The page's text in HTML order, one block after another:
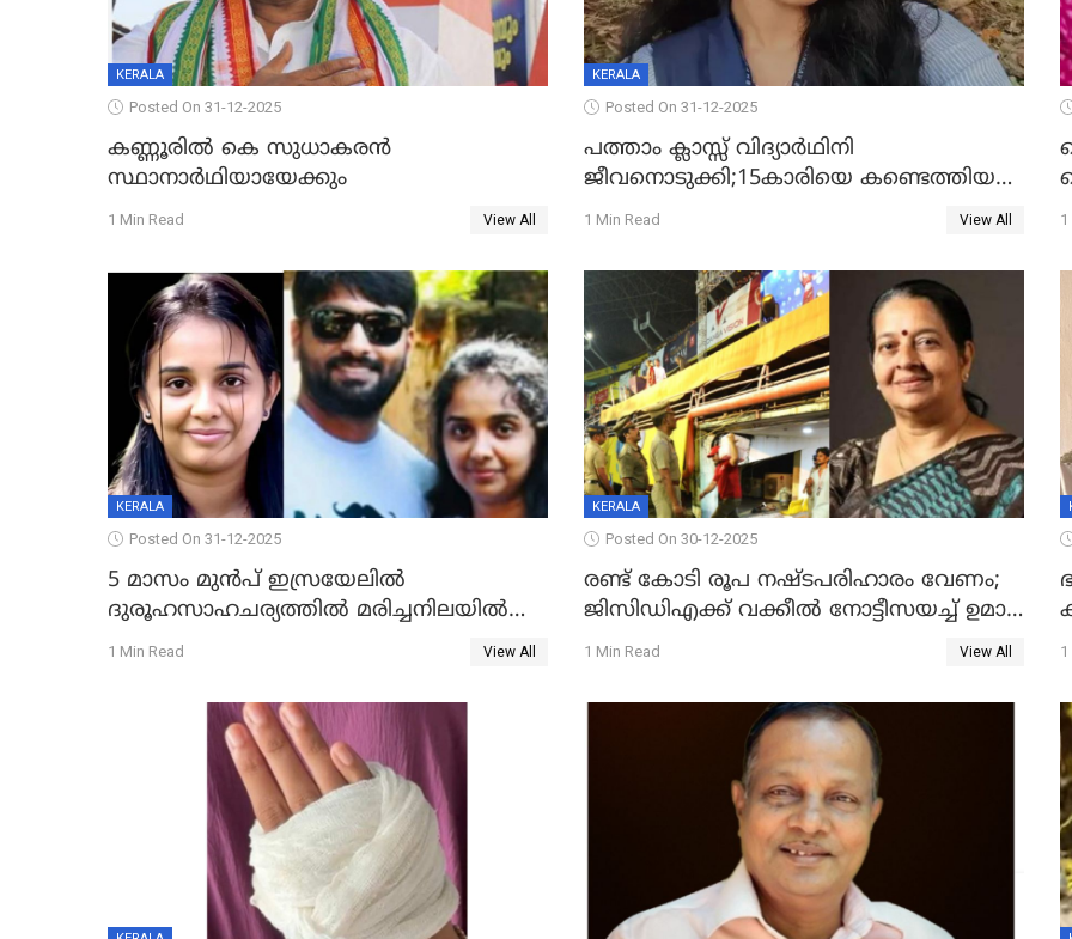
KERALA
Posted On 31-12-2025
കണ്ണൂരിൽ കെ സുധാകരൻ
സ്ഥാനാർഥിയായേക്കും
1 Min Read View All
KERALA
Posted On 31-12-2025
പത്താം ക്ലാസ്സ് വിദ്യാര്‍ഥിനി
ജീവനൊടുക്കി;15കാരിയെ കണ്ടെത്തിയത്
കിടപ്പുമുറിയില്‍ തൂങ്ങി മരിച്ച നിലയിൽ
1 Min Read View All 1
KERALA
Posted On 31-12-2025
5 മാസം മുൻപ് ഇസ്രയേലിൽ
ദുരൂഹസാഹചര്യത്തിൽ മരിച്ചനിലയിൽ
കണ്ടെത്തിയ മലയാളി യുവാവിന്റെ
1 Min Read View All
KERALA
Posted On 30-12-2025
രണ്ട് കോടി രൂപ നഷ്ടപരിഹാരം വേണം;
ജിസിഡിഎക്ക് വക്കീൽ നോട്ടീസയച്ച് ഉമാ
തോമസ്
1 Min Read View All 1